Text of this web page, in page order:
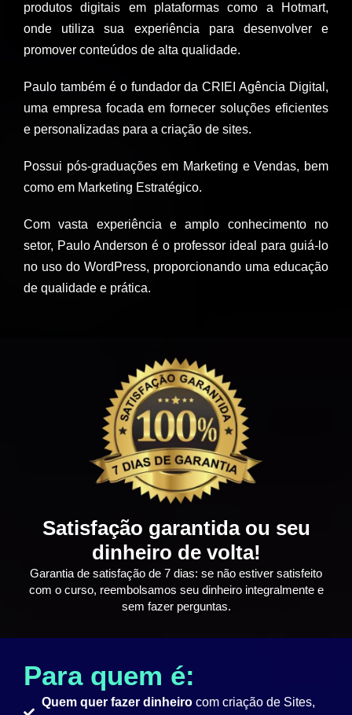
produtos digitais em plataformas como a Hotmart,
onde utiliza sua experiência para desenvolver e
promover conteúdos de alta qualidade.
Paulo também é o fundador da CRIEI Agência Digital,
uma empresa focada em fornecer soluções eficientes
e personalizadas para a criação de sites.
Possui pós-graduações em Marketing e Vendas, bem
como em Marketing Estratégico.
Com vasta experiência e amplo conhecimento no
setor, Paulo Anderson é o professor ideal para guiá-lo
no uso do WordPress, proporcionando uma educação
de qualidade e prática.
Satisfação garantida ou seu
dinheiro de volta!
Garantia de satisfação de 7 dias: se não estiver satisfeito
com o curso, reembolsamos seu dinheiro integralmente e
sem fazer perguntas.
Para quem é:
Quem quer fazer dinheiro com criação de Sites,